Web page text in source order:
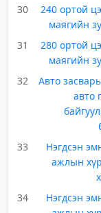
30
240 ортой
маягийн
31
280 ортой
маягийн
32
Авто
авто
33
Нэгдсэн
ажлын
34
Нэгдсэн